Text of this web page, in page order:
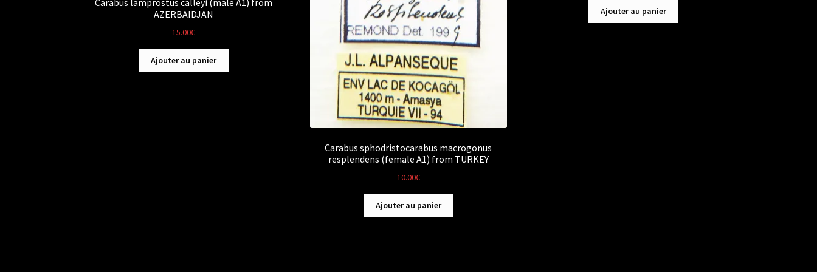
Carabus lamprostus calleyi (male A1) from
AZERBAIDJAN
15.00€
Ajouter au panier
Carabus sphodristocarabus macrogonus
resplendens (female A1) from TURKEY
10.00€
Ajouter au panier
Ajouter au panier